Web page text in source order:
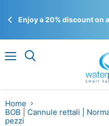
Enjoy a 20% discount on
Home
BOB | Cannule rettali |
pezzi